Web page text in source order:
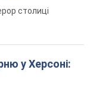
столиці
у Херсоні: